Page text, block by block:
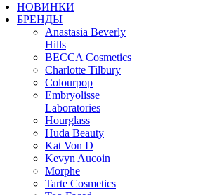
НОВИНКИ
БРЕНДЫ
Anastasia Beverly
Hills
BECCA Cosmetics
Charlotte Tilbury
Colourpop
Embryolisse
Laboratories
Hourglass
Huda Beauty
Kat Von D
Kevyn Aucoin
Morphe
Tarte Cosmetics